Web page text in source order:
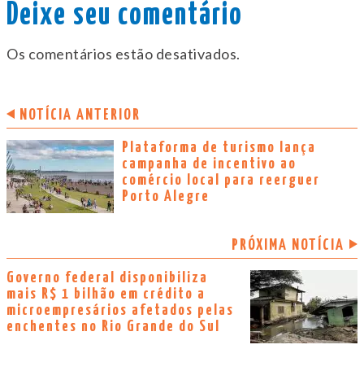
Deixe seu comentário
Os comentários estão desativados.
NOTÍCIA ANTERIOR
Plataforma de turismo lança
campanha de incentivo ao
comércio local para reerguer
Porto Alegre
PRÓXIMA NOTÍCIA
Governo federal disponibiliza
mais R$ 1 bilhão em crédito a
microempresários afetados pelas
enchentes no Rio Grande do Sul